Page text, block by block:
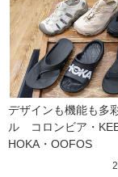
デザインも機能も多
ル　コロンビア・
HOKA・OOFOS